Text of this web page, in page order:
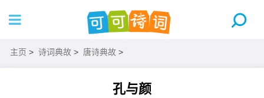
主页 > 诗词典故 > 唐诗典故 >
孔与颜